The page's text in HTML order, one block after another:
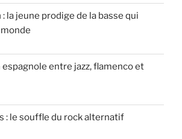
la jeune prodige de la basse qui
espagnole entre jazz, flamenco et
: le souffle du rock alternatif